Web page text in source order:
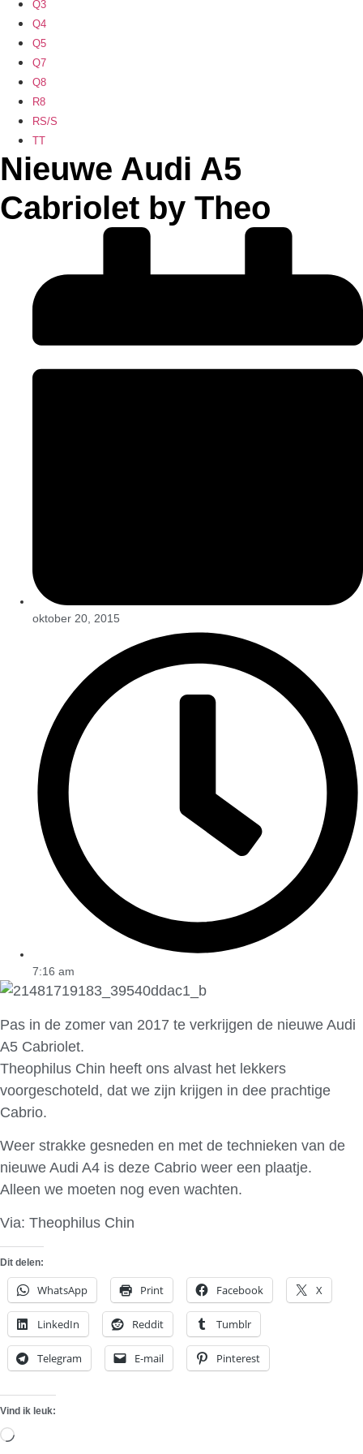
Q3
Q4
Q5
Q7
Q8
R8
RS/S
TT
Nieuwe Audi A5
Cabriolet by Theo
oktober 20, 2015
7:16 am
Pas in de zomer van 2017 te verkrijgen de nieuwe Audi
A5 Cabriolet.
Theophilus Chin heeft ons alvast het lekkers
voorgeschoteld, dat we zijn krijgen in dee prachtige
Cabrio.
Weer strakke gesneden en met de technieken van de
nieuwe Audi A4 is deze Cabrio weer een plaatje.
Alleen we moeten nog even wachten.
Via: Theophilus Chin
Dit delen:
WhatsApp Print Facebook X
LinkedIn Reddit Tumblr
Telegram E-mail Pinterest
Vind ik leuk:
Aan